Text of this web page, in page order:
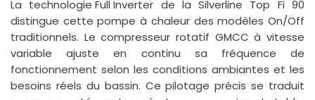
La technologie Full Inverter de la Silverline Top Fi 90
distingue cette pompe à chaleur des modèles On/Off
traditionnels. Le compresseur rotatif GMCC à vitesse
variable ajuste en continu sa fréquence de
fonctionnement selon les conditions ambiantes et les
besoins réels du bassin. Ce pilotage précis se traduit